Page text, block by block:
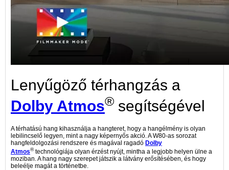
Lenyűgöző térhangzás a
Dolby Atmos® segítségével
A térhatású hang kihasználja a hangteret, hogy a hangélmény is olyan
lebilincselő legyen, mint a nagy képernyős akció. A W80-as sorozat
hangfeldolgozási rendszere és magával ragadó Dolby
Atmos®technológiája olyan érzést nyújt, mintha a legjobb helyen ülne a
moziban. A hang nagy szerepet játszik a látvány erősítésében, és hogy
beleélje magát a történetbe.